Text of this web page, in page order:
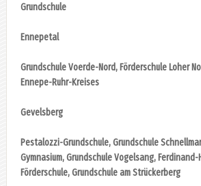
Grundschule
Ennepetal
Grundschule Voerde-Nord, Förderschule Loher
Ennepe-Ruhr-Kreises
Gevelsberg
Pestalozzi-Grundschule, Grundschule
Gymnasium, Grundschule Vogelsang,
Förderschule, Grundschule am Strückerberg